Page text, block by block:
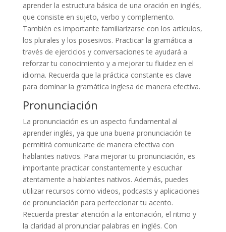
aprender la estructura básica de una oración en inglés,
que consiste en sujeto, verbo y complemento.
También es importante familiarizarse con los artículos,
los plurales y los posesivos. Practicar la gramática a
través de ejercicios y conversaciones te ayudará a
reforzar tu conocimiento y a mejorar tu fluidez en el
idioma. Recuerda que la práctica constante es clave
para dominar la gramática inglesa de manera efectiva.
Pronunciación
La pronunciación es un aspecto fundamental al
aprender inglés, ya que una buena pronunciación te
permitirá comunicarte de manera efectiva con
hablantes nativos. Para mejorar tu pronunciación, es
importante practicar constantemente y escuchar
atentamente a hablantes nativos. Además, puedes
utilizar recursos como videos, podcasts y aplicaciones
de pronunciación para perfeccionar tu acento.
Recuerda prestar atención a la entonación, el ritmo y
la claridad al pronunciar palabras en inglés. Con